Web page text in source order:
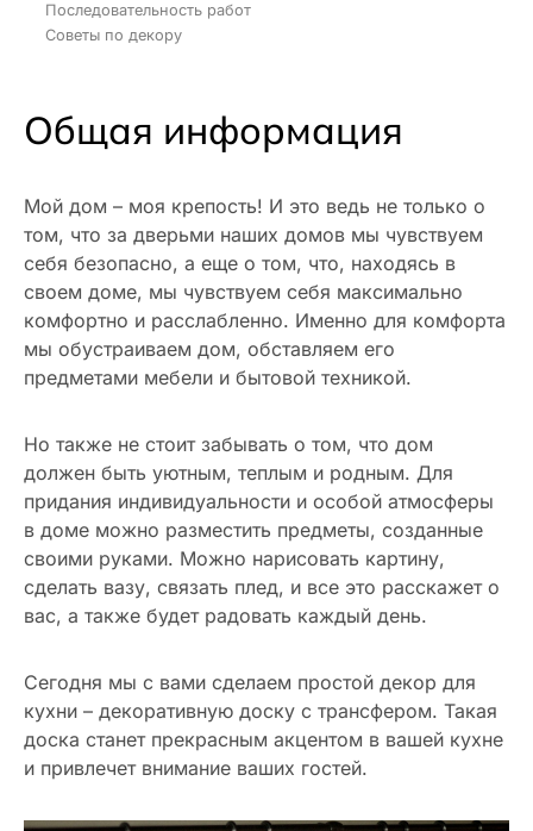
Последовательность работ
Советы по декору
Общая информация
Мой дом – моя крепость! И это ведь не только о
том, что за дверьми наших домов мы чувствуем
себя безопасно, а еще о том, что, находясь в
своем доме, мы чувствуем себя максимально
комфортно и расслабленно. Именно для комфорта
мы обустраиваем дом, обставляем его
предметами мебели и бытовой техникой.
Но также не стоит забывать о том, что дом
должен быть уютным, теплым и родным. Для
придания индивидуальности и особой атмосферы
в доме можно разместить предметы, созданные
своими руками. Можно нарисовать картину,
сделать вазу, связать плед, и все это расскажет о
вас, а также будет радовать каждый день.
Сегодня мы с вами сделаем простой декор для
кухни – декоративную доску с трансфером. Такая
доска станет прекрасным акцентом в вашей кухне
и привлечет внимание ваших гостей.